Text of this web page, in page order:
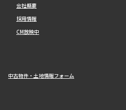
会社概要
採用情報
CM放映中
中古物件・土地情報フォーム